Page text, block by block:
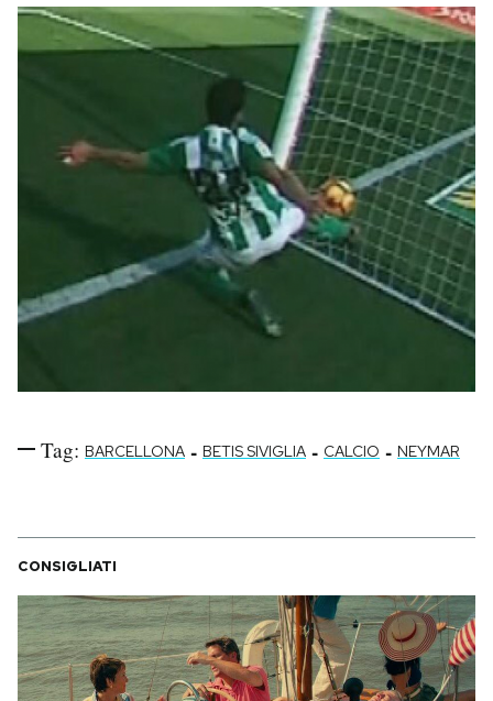
Tag: BARCELLONA - BETIS SIVIGLIA - CALCIO - NEYMAR
CONSIGLIATI